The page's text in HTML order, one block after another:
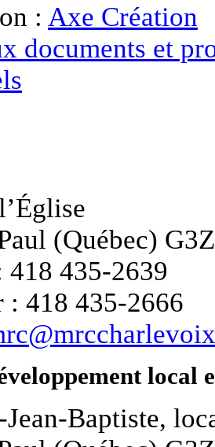
: Axe Création
documents et
(Québec)
418 435-2639
: 418 435-2666
Baptiste,